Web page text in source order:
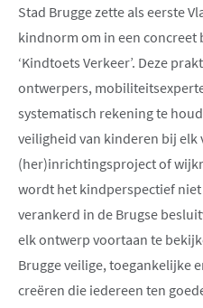
Stad Brugge zette als eerste
kindnorm om in een
‘Kindtoets Verkeer’. Deze
ontwerpers,
systematisch rekening te
veiligheid van kinderen bij elk
(her)inrichtingsproject of
wordt het kindperspectief
verankerd in de Brugse
elk ontwerp voortaan te
Brugge veilige, toegankelijke
creëren die iedereen ten